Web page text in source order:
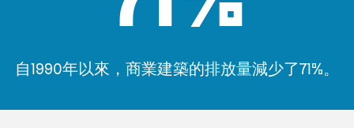
自1990年以來，商業建築的排放量減少了71%。